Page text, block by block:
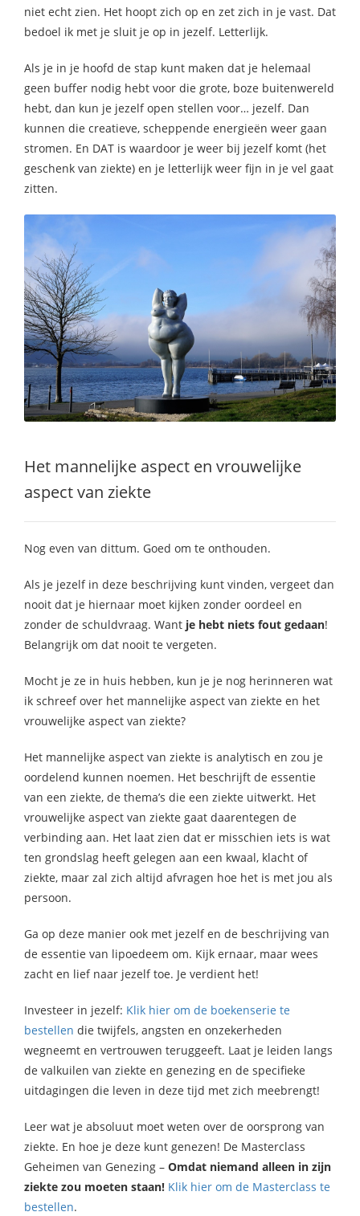
niet echt zien. Het hoopt zich op en zet zich in je vast. Dat
bedoel ik met je sluit je op in jezelf. Letterlijk.
Als je in je hoofd de stap kunt maken dat je helemaal
geen buffer nodig hebt voor die grote, boze buitenwereld
hebt, dan kun je jezelf open stellen voor… jezelf. Dan
kunnen die creatieve, scheppende energieën weer gaan
stromen. En DAT is waardoor je weer bij jezelf komt (het
geschenk van ziekte) en je letterlijk weer fijn in je vel gaat
zitten.
Het mannelijke aspect en vrouwelijke
aspect van ziekte
Nog even van dittum. Goed om te onthouden.
Als je jezelf in deze beschrijving kunt vinden, vergeet dan
nooit dat je hiernaar moet kijken zonder oordeel en
zonder de schuldvraag. Want je hebt niets fout gedaan!
Belangrijk om dat nooit te vergeten.
Mocht je ze in huis hebben, kun je je nog herinneren wat
ik schreef over het mannelijke aspect van ziekte en het
vrouwelijke aspect van ziekte?
Het mannelijke aspect van ziekte is analytisch en zou je
oordelend kunnen noemen. Het beschrijft de essentie
van een ziekte, de thema’s die een ziekte uitwerkt. Het
vrouwelijke aspect van ziekte gaat daarentegen de
verbinding aan. Het laat zien dat er misschien iets is wat
ten grondslag heeft gelegen aan een kwaal, klacht of
ziekte, maar zal zich altijd afvragen hoe het is met jou als
persoon.
Ga op deze manier ook met jezelf en de beschrijving van
de essentie van lipoedeem om. Kijk ernaar, maar wees
zacht en lief naar jezelf toe. Je verdient het!
Investeer in jezelf: Klik hier om de boekenserie te
bestellen die twijfels, angsten en onzekerheden
wegneemt en vertrouwen teruggeeft. Laat je leiden langs
de valkuilen van ziekte en genezing en de specifieke
uitdagingen die leven in deze tijd met zich meebrengt!
Leer wat je absoluut moet weten over de oorsprong van
ziekte. En hoe je deze kunt genezen! De Masterclass
Geheimen van Genezing – Omdat niemand alleen in zijn
ziekte zou moeten staan! Klik hier om de Masterclass te
bestellen.